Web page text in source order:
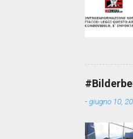
-giugno 10,